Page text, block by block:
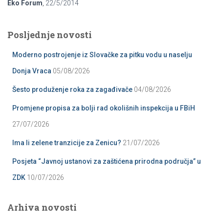
Eko Forum 22/5/2014
Posljednje novosti
Moderno postrojenje iz Slovačke za pitku vodu u naselju
Donja Vraca 05/08/2026
Šesto produženje roka za zagađivače 04/08/2026
Promjene propisa za bolji rad okolišnih inspekcija u FBiH
27/07/2026
Ima li zelene tranzicije za Zenicu? 21/07/2026
Posjeta “Javnoj ustanovi za zaštićena prirodna područja” u
ZDK 10/07/2026
Arhiva novosti